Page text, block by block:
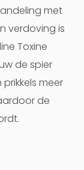
met
verdoving is
Toxine
de spier
meer
de